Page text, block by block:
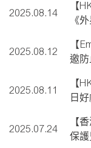
2025.08.14
【
《
2025.08.12
【
邀防
2025.08.11
【
日
2025.07.24
【
保